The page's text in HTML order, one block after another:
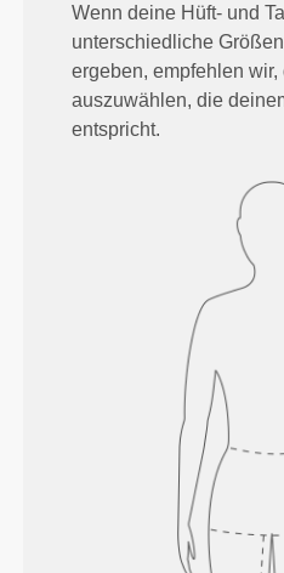
Wenn deine Hüft- und
unterschiedliche
ergeben, empfehlen
auszuwählen, die
entspricht.